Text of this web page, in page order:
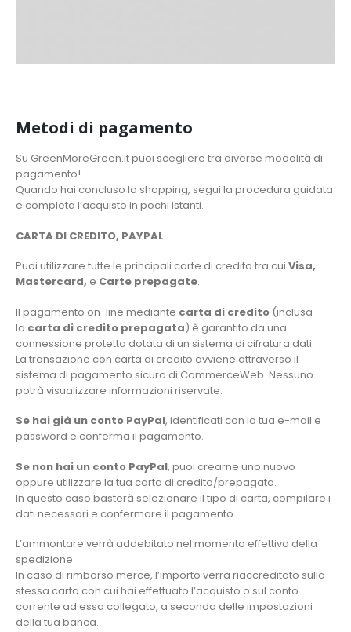
Metodi di pagamento
Su GreenMoreGreen.it puoi scegliere tra diverse modalità di
pagamento!
Quando hai concluso lo shopping, segui la procedura guidata
e completa l’acquisto in pochi istanti.
CARTA DI CREDITO, PAYPAL
Puoi utilizzare tutte le principali carte di credito tra cui Visa,
Mastercard, e Carte prepagate.
Il pagamento on-line mediante carta di credito (inclusa
la carta di credito prepagata) è garantito da una
connessione protetta dotata di un sistema di cifratura dati.
La transazione con carta di credito avviene attraverso il
sistema di pagamento sicuro di CommerceWeb. Nessuno
potrà visualizzare informazioni riservate.
Se hai già un conto PayPal, identificati con la tua e-mail e
password e conferma il pagamento.
Se non hai un conto PayPal, puoi crearne uno nuovo
oppure utilizzare la tua carta di credito/prepagata.
In questo caso basterà selezionare il tipo di carta, compilare i
dati necessari e confermare il pagamento.
L’ammontare verrà addebitato nel momento effettivo della
spedizione.
In caso di rimborso merce, l’importo verrà riaccreditato sulla
stessa carta con cui hai effettuato l’acquisto o sul conto
corrente ad essa collegato, a seconda delle impostazioni
della tua banca.